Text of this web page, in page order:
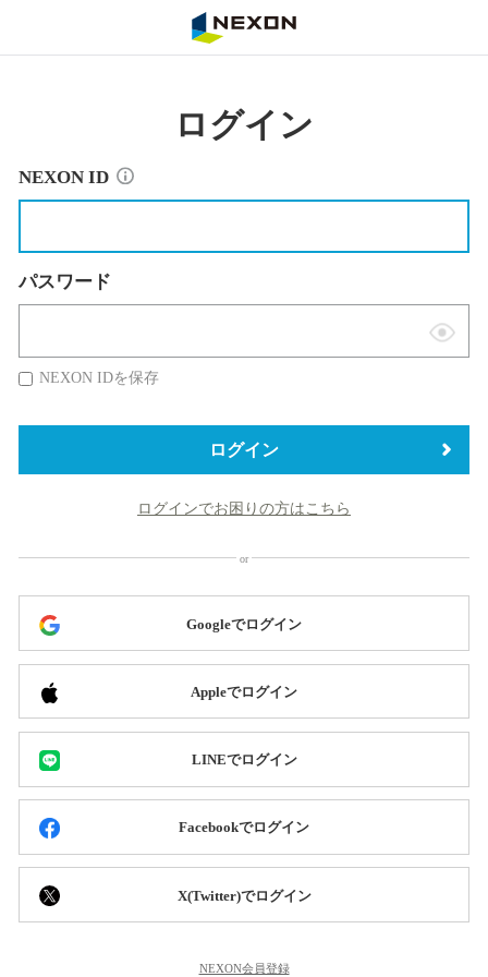
ログイン
NEXON ID
パスワード
表
替
NEXON IDを保存
ログイン
ログインでお困りの方はこちら
Googleでログイン
Appleでログイン
LINEでログイン
Facebookでログイン
X(Twitter)でログイン
NEXON会員登録